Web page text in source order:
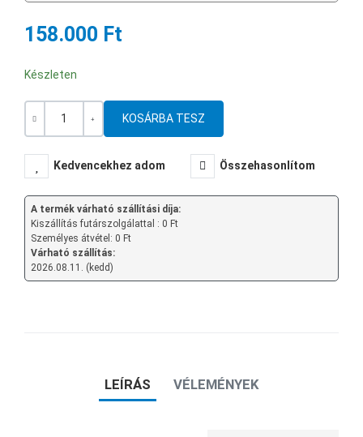
158.000 Ft
Készleten
Mennyiség
Kedvencekhez adom Összehasonlítom
A termék várható szállítási díja:
Kiszállítás futárszolgálattal : 0 Ft
Személyes átvétel: 0 Ft
Várható szállítás:
2026.08.11. (kedd)
LEÍRÁS VÉLEMÉNYEK